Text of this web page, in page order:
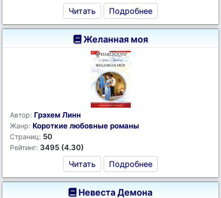
Читать Подробнее
Желанная моя
Автор: Грэхем Линн
Жанр: Короткие любовные романы
Страниц: 50
Рейтинг: 3495 (4.30)
Читать Подробнее
Невеста Демона